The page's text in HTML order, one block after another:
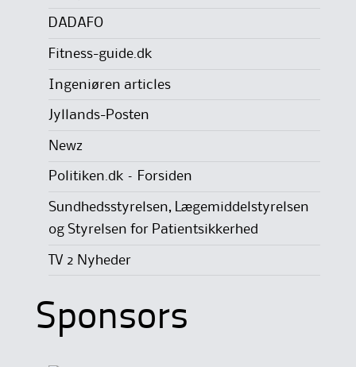
DADAFO
Fitness-guide.dk
Ingeniøren articles
Jyllands-Posten
Newz
Politiken.dk – Forsiden
Sundhedsstyrelsen, Lægemiddelstyrelsen
og Styrelsen for Patientsikkerhed
TV 2 Nyheder
Sponsors